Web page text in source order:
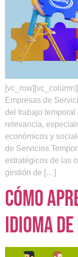
Empresas de
del trabajo
relevancia,
económicos y
de Servicios
estratégicos de las
gestión de […]
Cómo
idioma